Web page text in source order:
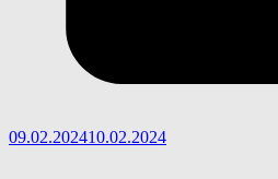
09.02.202410.02.2024